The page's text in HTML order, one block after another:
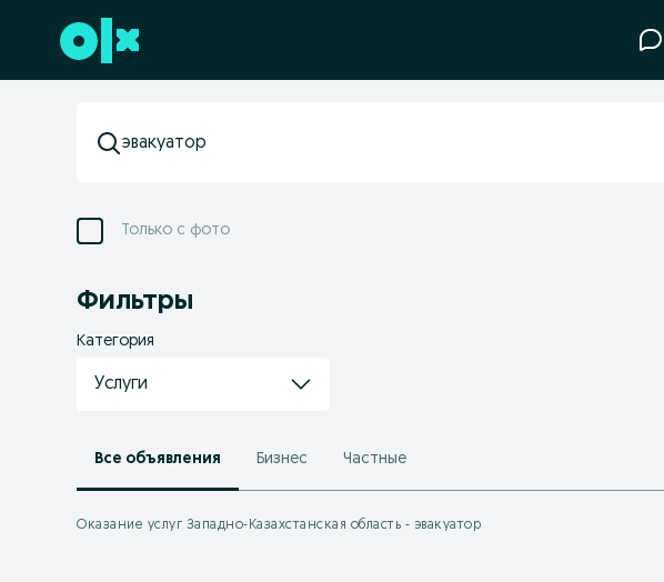
Перейти к нижнему колонтитулу
Только с фото
Фильтры
Категория
Услуги
Все объявления Бизнес Частные
Оказание услуг Западно-Казахстанская область - эвакуатор